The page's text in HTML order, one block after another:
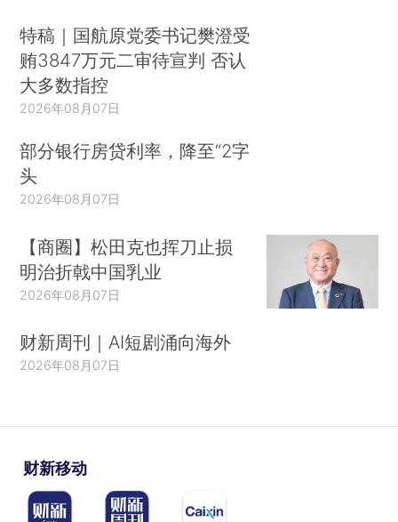
特稿｜国航原党委书记樊澄受
贿3847万元二审待宣判 否认
大多数指控
2026年08月07日
部分银行房贷利率，降至“2字
头
2026年08月07日
【商圈】松田克也挥刀止损
明治折戟中国乳业
2026年08月07日
财新周刊｜AI短剧涌向海外
2026年08月07日
财新移动